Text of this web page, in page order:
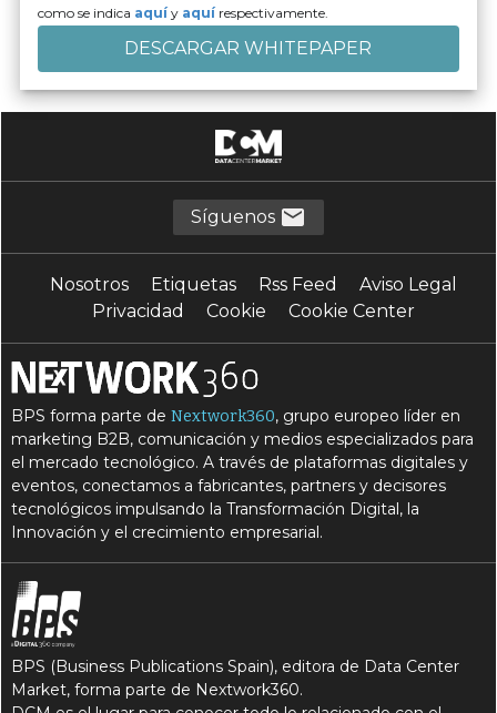
como se indica aquí y aquí respectivamente.
Síguenos
Nosotros Etiquetas Rss Feed
Aviso Legal
Privacidad
Cookie Cookie Center
BPS forma parte deNextwork360, grupo europeo líder en
marketing B2B, comunicación y medios especializados para
el mercado tecnológico. A través de plataformas digitales y
eventos, conectamos a fabricantes, partners y decisores
tecnológicos impulsando la Transformación Digital, la
Innovación y el crecimiento empresarial.
BPS (Business Publications Spain), editora de Data Center
Market, forma parte de Nextwork360.